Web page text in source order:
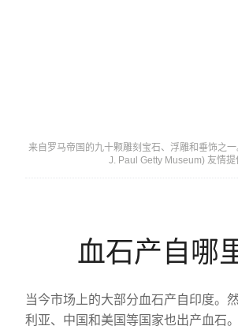
来自罗马帝国的九十颗雕刻宝石、浮雕和垂饰之
J. Paul Getty Museum) 友情提
血石产自哪
当今市场上的大部分血石产自印度。
利亚、中国和美国等国家也出产血石